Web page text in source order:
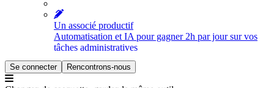
Un associé productif
Automatisation et IA pour gagner 2h par jour sur vos
tâches administratives
Un associé orienté vers l'humain
Se connecter Rencontrons-nous